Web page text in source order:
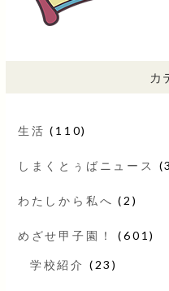
カ
生活 (110)
しまくとぅばニュース
わたしから私へ (2)
めざせ甲子園！ (601)
学校紹介 (23)